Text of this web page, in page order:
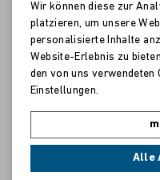
Wir können diese zur
platzieren, um unsere
personalisierte Inhalte
Website-Erlebnis zu
den von uns
Einstellungen.
Alle